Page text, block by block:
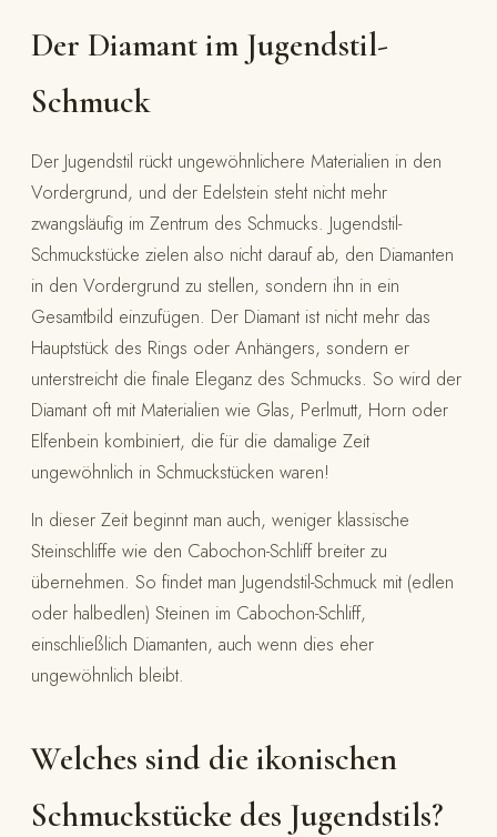
Der Diamant im Jugendstil-
Schmuck
Der Jugendstil rückt ungewöhnlichere Materialien in den
Vordergrund, und der Edelstein steht nicht mehr
zwangsläufig im Zentrum des Schmucks. Jugendstil-
Schmuckstücke zielen also nicht darauf ab, den Diamanten
in den Vordergrund zu stellen, sondern ihn in ein
Gesamtbild einzufügen. Der Diamant ist nicht mehr das
Hauptstück des Rings oder Anhängers, sondern er
unterstreicht die finale Eleganz des Schmucks. So wird der
Diamant oft mit Materialien wie Glas, Perlmutt, Horn oder
Elfenbein kombiniert, die für die damalige Zeit
ungewöhnlich in Schmuckstücken waren!
In dieser Zeit beginnt man auch, weniger klassische
Steinschliffe wie den Cabochon-Schliff breiter zu
übernehmen. So findet man Jugendstil-Schmuck mit (edlen
oder halbedlen) Steinen im Cabochon-Schliff,
einschließlich Diamanten, auch wenn dies eher
ungewöhnlich bleibt.
Welches sind die ikonischen
Schmuckstücke des Jugendstils?